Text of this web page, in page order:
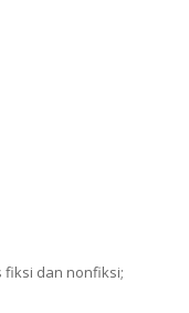
fiksi dan nonfiksi;